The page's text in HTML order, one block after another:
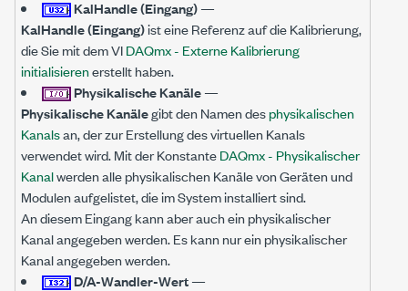
KalHandle (Eingang)—
KalHandle (Eingang)ist eine Referenz auf die Kalibrierung,
die Sie mit dem VIDAQmx - Externe Kalibrierung
initialisierenerstellt haben.
Physikalische Kanäle—
Physikalische Kanälegibt den Namen desphysikalischen
Kanalsan, der zur Erstellung des virtuellen Kanals
verwendet wird. Mit der KonstanteDAQmx - Physikalischer
Kanalwerden alle physikalischen Kanäle von Geräten und
Modulen aufgelistet, die im System installiert sind.
An diesem Eingang kann aber auch ein physikalischer
Kanal angegeben werden. Es kann nur ein physikalischer
Kanal angegeben werden.
D/A-Wandler-Wert—